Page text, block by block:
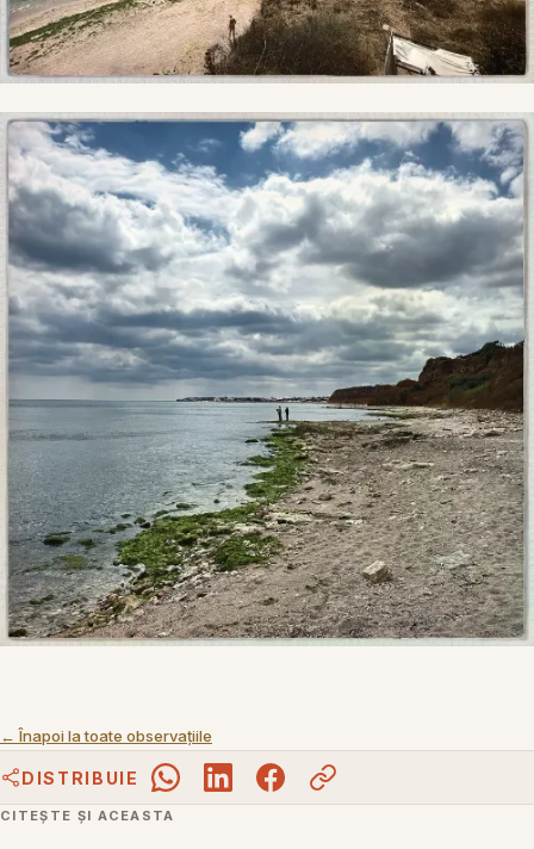
← Înapoi la toate observațiile
DISTRIBUIE
CITEȘTE ȘI ACEASTA